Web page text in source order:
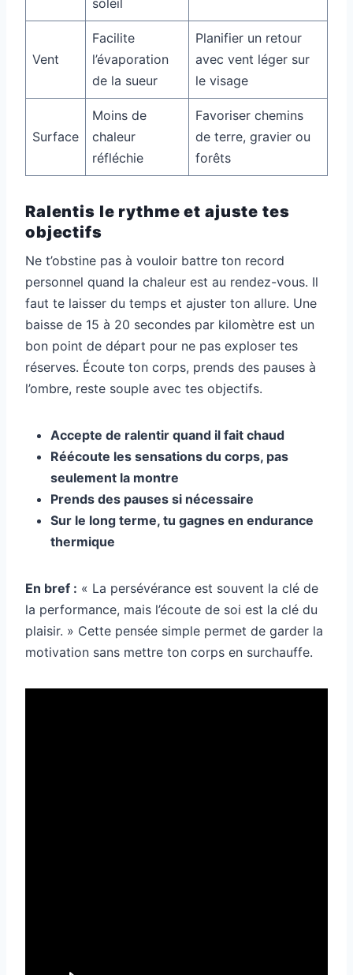
soleil
Vent
Facilite
l’évaporation
de la sueur
Planifier un retour
avec vent léger sur
le visage
Surface
Moins de
chaleur
réfléchie
Favoriser chemins
de terre, gravier ou
forêts
Ralentis le rythme et ajuste tes
objectifs
Ne t’obstine pas à vouloir battre ton record
personnel quand la chaleur est au rendez-vous. Il
faut te laisser du temps et ajuster ton allure. Une
baisse de 15 à 20 secondes par kilomètre est un
bon point de départ pour ne pas exploser tes
réserves. Écoute ton corps, prends des pauses à
l’ombre, reste souple avec tes objectifs.
Accepte de ralentir quand il fait chaud
Réécoute les sensations du corps, pas
seulement la montre
Prends des pauses si nécessaire
Sur le long terme, tu gagnes en endurance
thermique
En bref : « La persévérance est souvent la clé de
la performance, mais l’écoute de soi est la clé du
plaisir. » Cette pensée simple permet de garder la
motivation sans mettre ton corps en surchauffe.